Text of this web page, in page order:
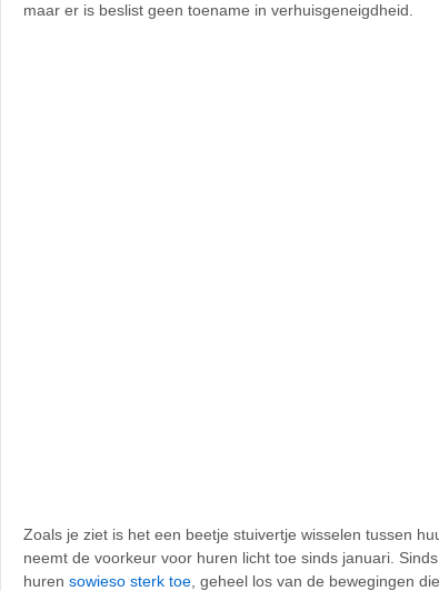
maar er is beslist geen toename in verhuisgeneigdheid.
Zoals je ziet is het een beetje stuivertje wisselen tussen
neemt de voorkeur voor huren licht toe sinds januari.
huren sowieso sterk toe , geheel los van de bewegingen